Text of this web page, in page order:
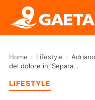
Home › Lifestyle ›
del dolore in ‘Separa…
LIFESTYLE